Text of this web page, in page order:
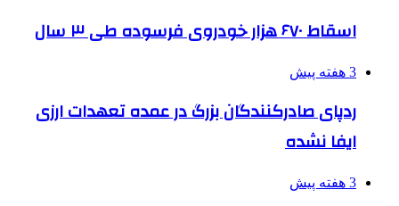
اسقاط ۶۷۰ هزار خودروی فرسوده طی ۳ سال
3 هفته پیش
ردپای صادرکنندگان بزرگ در عمده تعهدات ارزی
ایفا نشده
3 هفته پیش